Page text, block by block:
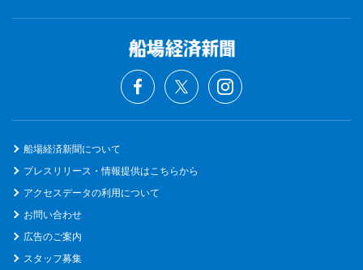
船場経済新聞について
プレスリリース・情報提供はこちらから
アクセスデータの利用について
お問い合わせ
広告のご案内
スタッフ募集